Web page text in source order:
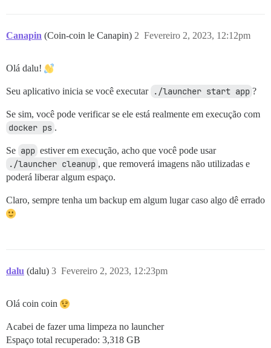
Canapin (Coin-coin le Canapin) Fevereiro 2, 2023, 12:12pm
2
Olá dalu!
Seu aplicativo inicia se você executar ./launcher start app ?
Se sim, você pode verificar se ele está realmente em execução com
docker ps .
Se app estiver em execução, acho que você pode usar
./launcher cleanup , que removerá imagens não utilizadas e
poderá liberar algum espaço.
Claro, sempre tenha um backup em algum lugar caso algo dê errado
dalu (dalu) Fevereiro 2, 2023, 12:23pm
3
Olá coin coin
Acabei de fazer uma limpeza no launcher
Espaço total recuperado: 3,318 GB